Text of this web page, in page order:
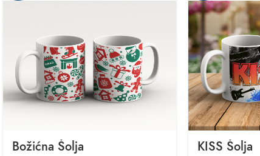
Božićna Šolja KISS Šolja